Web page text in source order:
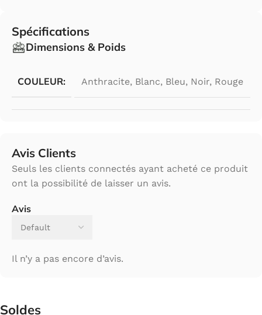
Spécifications
Dimensions & Poids
COULEUR: Anthracite, Blanc, Bleu, Noir, Rouge
Avis Clients
Avis
Il n’y a pas encore d’avis.
Seuls les clients connectés ayant acheté ce produit
ont la possibilité de laisser un avis.
Soldes